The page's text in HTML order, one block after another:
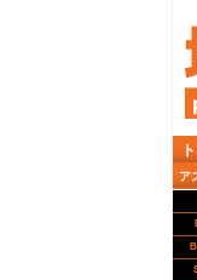
ア